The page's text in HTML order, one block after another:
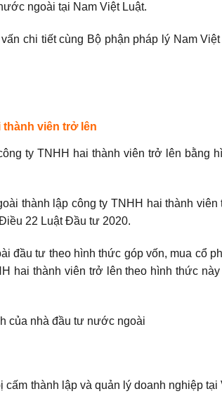
ngoài tại Nam Việt Luật.
chi tiết cùng Bộ phận pháp lý Nam
viên trở lên
ty TNHH hai thành viên trở lên bằng
thành lập công ty TNHH hai thành viên
22 Luật Đầu tư 2020.
đầu tư theo hình thức góp vốn, mua cổ
hai thành viên trở lên theo hình thức
của nhà đầu tư nước ngoài
thành lập và quản lý doanh nghiệp tại